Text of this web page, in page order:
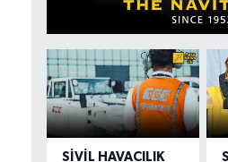
SIVIL HAVACILIK